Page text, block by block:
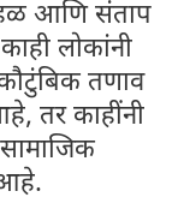
आणि संताप
लोकांनी
तणाव
तर काहींनी
आहे.